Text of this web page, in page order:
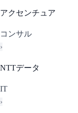
アクセンチュア
コンサル
›
NTTデータ
IT
›